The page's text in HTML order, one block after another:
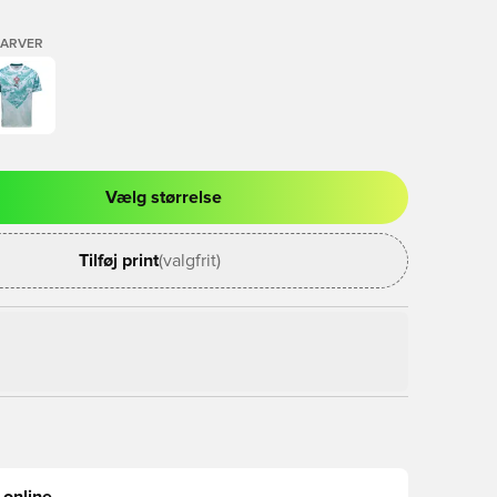
til at logge ind eller tilmelde dig som medlem
Vælg størrelse
Tilføj print(valgfrit)